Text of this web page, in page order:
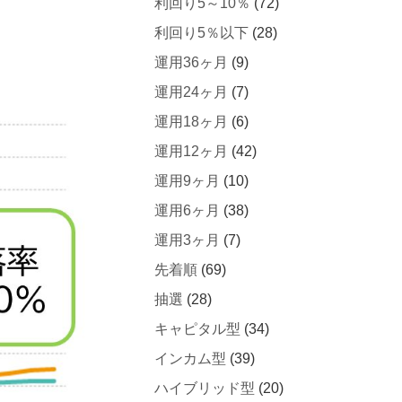
利回り5～10％ (72)
利回り5％以下 (28)
運用36ヶ月 (9)
運用24ヶ月 (7)
運用18ヶ月 (6)
運用12ヶ月 (42)
運用9ヶ月 (10)
運用6ヶ月 (38)
運用3ヶ月 (7)
先着順 (69)
抽選 (28)
キャピタル型 (34)
インカム型 (39)
ハイブリッド型 (20)